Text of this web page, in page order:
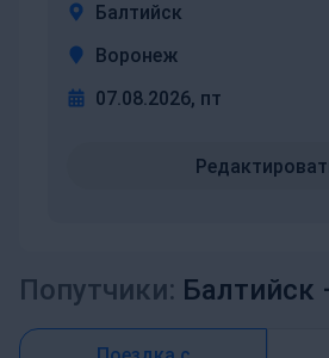
Балтийск
Воронеж
07.08.2026, пт
Попутчики: Балтийск